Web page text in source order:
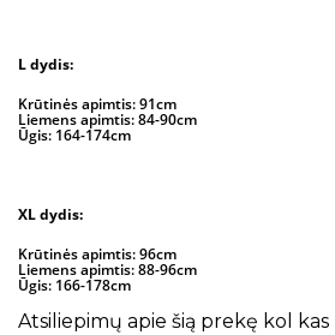
L dydis:
Krūtinės apimtis: 91cm
Liemens apimtis: 84-90cm
Ūgis: 164-174cm
XL dydis:
Krūtinės apimtis: 96cm
Liemens apimtis: 88-96cm
Ūgis: 166-178cm
Atsiliepimų apie šią prekę kol kas